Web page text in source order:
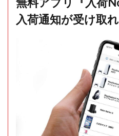
入荷通知が受け取